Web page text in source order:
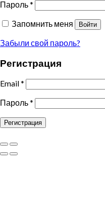
Пароль*
Запомнить меня
Войти
Забыли свой пароль?
Регистрация
Email*
Пароль*
Регистрация